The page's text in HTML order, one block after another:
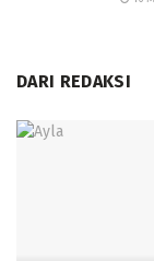
DARI REDAKSI